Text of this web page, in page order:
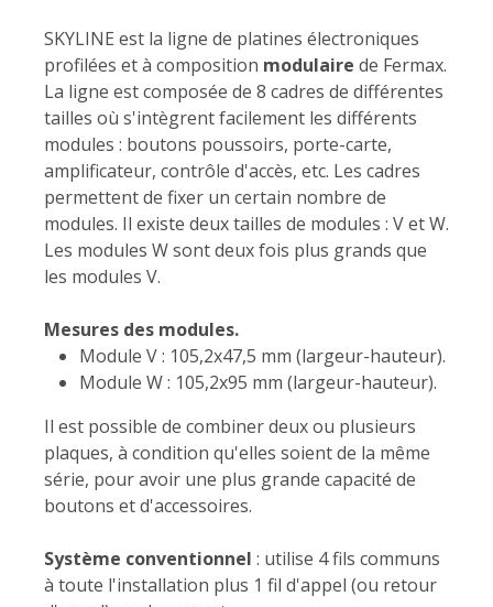
SKYLINE est la ligne de platines électroniques
profilées et à composition modulaire de Fermax.
La ligne est composée de 8 cadres de différentes
tailles où s'intègrent facilement les différents
modules : boutons poussoirs, porte-carte,
amplificateur, contrôle d'accès, etc. Les cadres
permettent de fixer un certain nombre de
modules. Il existe deux tailles de modules : V et W.
Les modules W sont deux fois plus grands que
les modules V.
Mesures des modules.
Module V : 105,2x47,5 mm (largeur-hauteur).
Module W : 105,2x95 mm (largeur-hauteur).
Il est possible de combiner deux ou plusieurs
plaques, à condition qu'elles soient de la même
série, pour avoir une plus grande capacité de
boutons et d'accessoires.
Système conventionnel : utilise 4 fils communs
à toute l'installation plus 1 fil d'appel (ou retour